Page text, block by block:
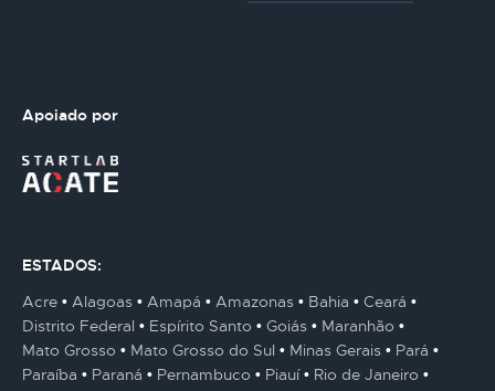
Apoiado por
ESTADOS:
Acre
Alagoas Amapá Amazonas Bahia
Ceará
Distrito Federal
Espírito Santo Goiás
Maranhão
Mato Grosso
Mato Grosso do Sul Minas Gerais
Pará
Paraíba
Paraná Pernambuco Piauí
Rio de Janeiro